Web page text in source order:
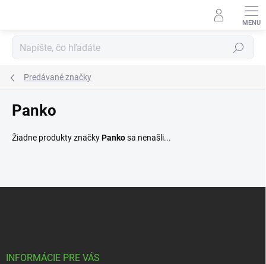
Hľadať
Predávané značky
Panko
Žiadne produkty značkyPankosa nenašli...
INFORMÁCIE PRE VÁS